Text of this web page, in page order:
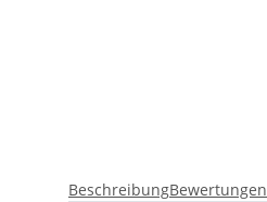
BeschreibungBewertungen